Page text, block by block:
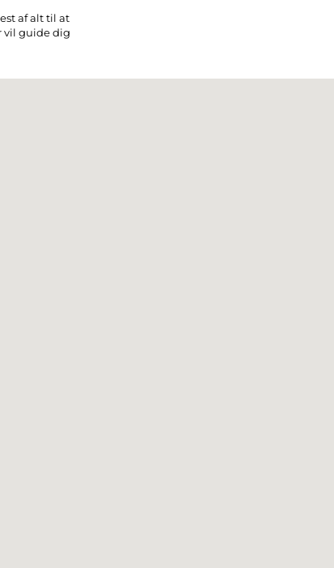
af alt til at
vil guide dig